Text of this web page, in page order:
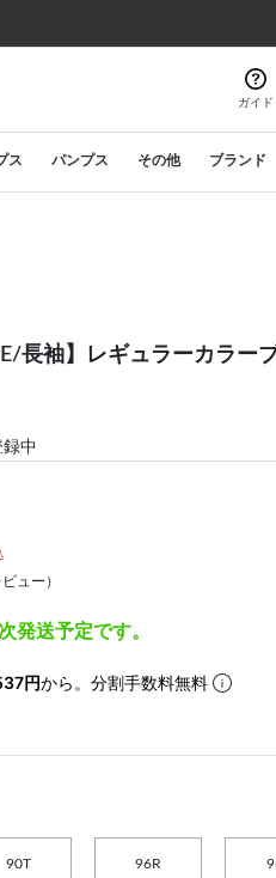
ガイド
ス パンプス その他 ブランド
長袖】レギュラーカラー
録中
ュー）
発送予定です。
円から。分割手数料無料
90T 96R